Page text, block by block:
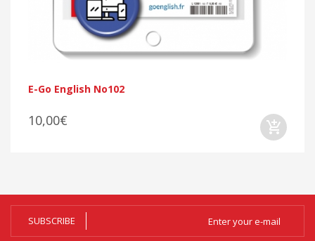
E-Go English No102
10,00€
SUBSCRIBE